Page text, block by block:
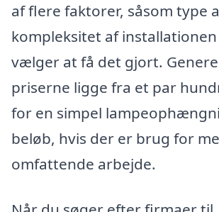
af flere faktorer, såsom type
kompleksitet af
vælger at få det gjort.
priserne ligge fra et par
for en simpel
beløb, hvis der er brug for
omfattende arbejde.